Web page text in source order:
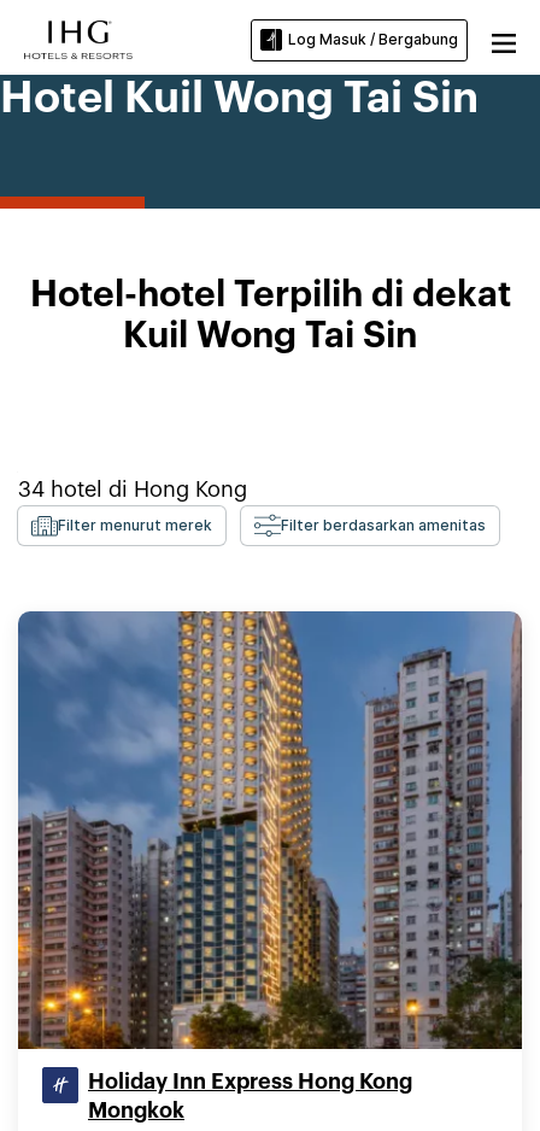
Log Masuk / Bergabung
Hotel Kuil Wong Tai Sin
Hotel-hotel Terpilih di dekat
Kuil Wong Tai Sin
34 hotel di Hong Kong
Filter menurut merek Filter berdasarkan amenitas
Holiday Inn Express Hong Kong
Mongkok